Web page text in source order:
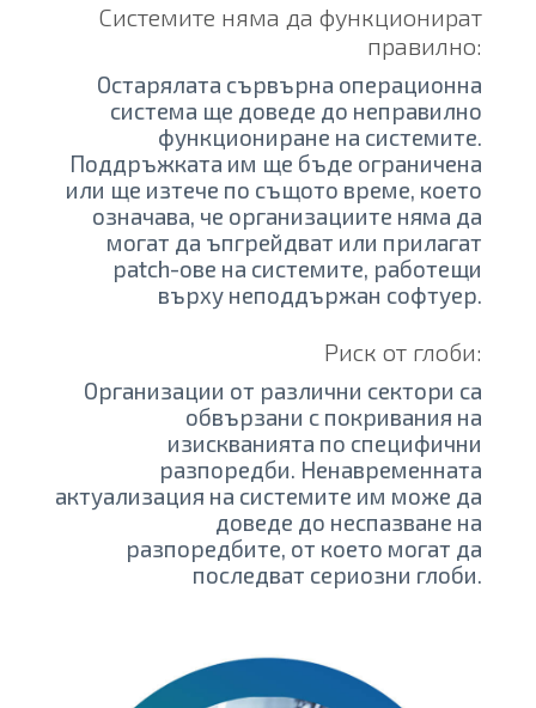
Системите няма да функционират
правилно:
Остарялата сървърна операционна
система ще доведе до неправилно
функциониране на системите.
Поддръжката им ще бъде ограничена
или ще изтече по същото време, което
означава, че организациите няма да
могат да ъпгрейдват или прилагат
patch-ове на системите, работещи
върху неподдържан софтуер.
Риск от глоби:
Организации от различни сектори са
обвързани с покривания на
изискванията по специфични
разпоредби. Ненавременната
актуализация на системите им може да
доведе до неспазване на
разпоредбите, от което могат да
последват сериозни глоби.